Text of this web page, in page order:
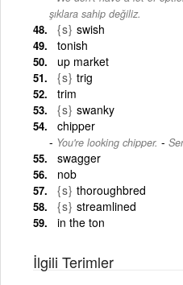
şıklara sahip değiliz.
{s} swish
tonish
up market
{s} trig
trim
{s} swanky
chipper
You're looking chipper. -
swagger
nob
{s} thoroughbred
{s} streamlined
in the ton
İlgili Terimler